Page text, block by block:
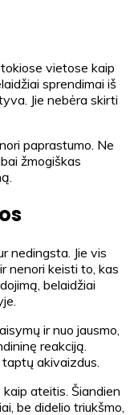
vietose kaip
sprendimai iš
Jie nebėra skirti
paprastumo. Ne
žmogiškas
nedingsta. Jie vis
nenori keisti to, kas
belaidžiai
ir nuo jausmo,
reakciją.
akivaizdus.
ateitis. Šiandien
be didelio triukšmo,